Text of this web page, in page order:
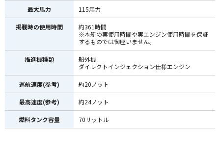
最大馬力 115馬力
掲載時の使用時間
約361時間
※本艇の実使用時間や実エンジン使用時間を保証
するものでは御座いません。
推進機種類
船外機
ダイレクトインジェクション仕様エンジン
巡航速度(参考) 約20ノット
最高速度(参考) 約24ノット
燃料タンク容量 70リットル